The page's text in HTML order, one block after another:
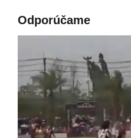
Odporúčame